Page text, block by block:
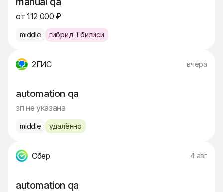
от 112 000 ₽
middle гибрид Тбилиси
2ГИС вчера
automation qa
зп не указана
middle удалённо
Сбер 4 авг
automation qa